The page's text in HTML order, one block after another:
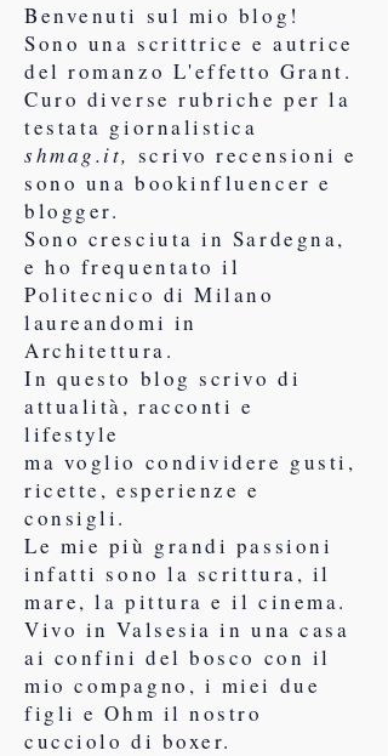
Benvenuti sul mio blog!
Sono una scrittrice e autrice
del romanzo L'effetto Grant.
Curo diverse rubriche per la
testata giornalistica
shmag.it, scrivo recensioni e
sono una bookinfluencer e
blogger.
Sono cresciuta in Sardegna,
e ho frequentato il
Politecnico di Milano
laureandomi in
Architettura.
In questo blog scrivo di
attualità, racconti e
lifestyle
ma voglio condividere gusti,
ricette, esperienze e
consigli.
Le mie più grandi passioni
infatti sono la scrittura, il
mare, la pittura e il cinema.
Vivo in Valsesia in una casa
ai confini del bosco con il
mio compagno, i miei due
figli e Ohm il nostro
cucciolo di boxer.